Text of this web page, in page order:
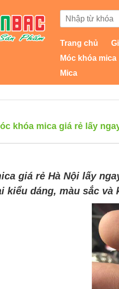
Trang chủ
Móc khóa mica
Mica
khóa mica giá rẻ lấy
giá rẻ Hà Nội lấy
kiểu dáng, màu sắc và